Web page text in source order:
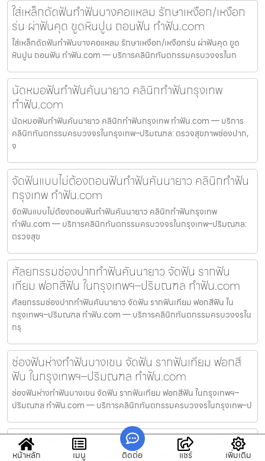
ใส่เหล็กดัดฟันทำฟันบางคอแหลม รักษาเหงือก/เหงือก
ร่น ผ่าฟันคุด ขูดหินปูน ถอนฟัน ทำฟัน.com
ใส่เหล็กดัดฟันทำฟันบางคอแหลม รักษาเหงือก/เหงือกร่น ผ่าฟันคุด ขูด
หินปูน ถอนฟัน ทำฟัน.com — บริการคลินิกทันตกรรมครบวงจรในก
นัดหมอฟันทำฟันคันนายาว คลินิกทำฟันกรุงเทพ
ทำฟัน.com
นัดหมอฟันทำฟันคันนายาว คลินิกทำฟันกรุงเทพ ทำฟัน.com — บริการ
คลินิกทันตกรรมครบวงจรในกรุงเทพ–ปริมณฑล: ตรวจสุขภาพช่องปาก,
จ
จัดฟันแบบไม่ต้องถอนฟันทำฟันคันนายาว คลินิกทำฟัน
กรุงเทพ ทำฟัน.com
จัดฟันแบบไม่ต้องถอนฟันทำฟันคันนายาว คลินิกทำฟันกรุงเทพ
ทำฟัน.com — บริการคลินิกทันตกรรมครบวงจรในกรุงเทพ–ปริมณฑล:
ตรวจสุข
ศัลยกรรมช่องปากทำฟันคันนายาว จัดฟัน รากฟัน
เทียม ฟอกสีฟัน ในกรุงเทพฯ–ปริมณฑล ทำฟัน.com
ศัลยกรรมช่องปากทำฟันคันนายาว จัดฟัน รากฟันเทียม ฟอกสีฟัน ใน
กรุงเทพฯ–ปริมณฑล ทำฟัน.com — บริการคลินิกทันตกรรมครบวงจรใน
กรุ
ช่องฟันห่างทำฟันบางเขน จัดฟัน รากฟันเทียม ฟอกสี
ฟัน ในกรุงเทพฯ–ปริมณฑล ทำฟัน.com
ช่องฟันห่างทำฟันบางเขน จัดฟัน รากฟันเทียม ฟอกสีฟัน ในกรุงเทพฯ–
ปริมณฑล ทำฟัน.com — บริการคลินิกทันตกรรมครบวงจรในกรุงเทพ–ป
จัดฟันทำฟันราษฎร์บูรณะ รักษาเหงือก/เหงือกร่น ผ่า
ฟันคุด ขูดหินปูน ถอนฟัน ทำฟัน.com
หน้าหลัก เมนู ติดต่อ แชร์ เพิ่มเติม